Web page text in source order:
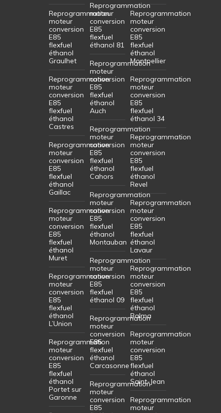
Reprogrammation
moteur
conversion
E85
flexfuel
éthanol
Graulhet
Reprogrammation
moteur
conversion
E85
flexfuel
éthanol
Castres
Reprogrammation
moteur
conversion
E85
flexfuel
éthanol
Gaillac
Reprogrammation
moteur
conversion
E85
flexfuel
éthanol
Muret
Reprogrammation
moteur
conversion
E85
flexfuel
éthanol
L’Union
Reprogrammation
moteur
conversion
E85
flexfuel
éthanol
Portet sur
Garonne
Reprogrammation
moteur
conversion
E85
flexfuel
éthanol 81
Reprogrammation
moteur
conversion
E85
flexfuel
éthanol
Auch
Reprogrammation
moteur
conversion
E85
flexfuel
éthanol
Cahors
Reprogrammation
moteur
conversion
E85
flexfuel
éthanol
Montauban
Reprogrammation
moteur
conversion
E85
flexfuel
éthanol 09
Reprogrammation
moteur
conversion
E85
flexfuel
éthanol
Carcasonne
Reprogrammation
moteur
conversion
E85
Reprogrammation
moteur
conversion
E85
flexfuel
éthanol
Montpellier
Reprogrammation
moteur
conversion
E85
flexfuel
éthanol 34
Reprogrammation
moteur
conversion
E85
flexfuel
éthanol
Revel
Reprogrammation
moteur
conversion
E85
flexfuel
éthanol
Lavaur
Reprogrammation
moteur
conversion
E85
flexfuel
éthanol
Balma
Reprogrammation
moteur
conversion
E85
flexfuel
éthanol
Saint-Jean
Reprogrammation
moteur